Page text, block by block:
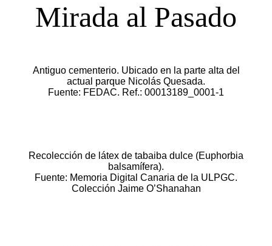
Mirada al Pasado
Antiguo cementerio. Ubicado en la parte alta del
actual parque Nicolás Quesada.
Fuente: FEDAC. Ref.: 00013189_0001-1
Recolección de látex de tabaiba dulce (Euphorbia
balsamífera).
Fuente: Memoria Digital Canaria de la ULPGC.
Colección Jaime O’Shanahan